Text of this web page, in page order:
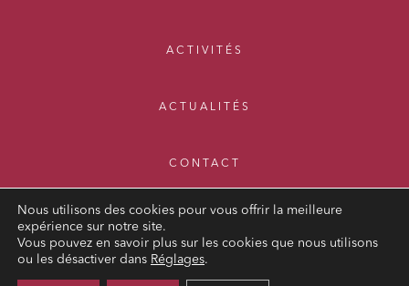
ACTIVITÉS
ACTUALITÉS
CONTACT
MENTIONS LÉGALES
Nous utilisons des cookies pour vous offrir la meilleure
expérience sur notre site.
Vous pouvez en savoir plus sur les cookies que nous utilisons
ou les désactiver dans Réglages.